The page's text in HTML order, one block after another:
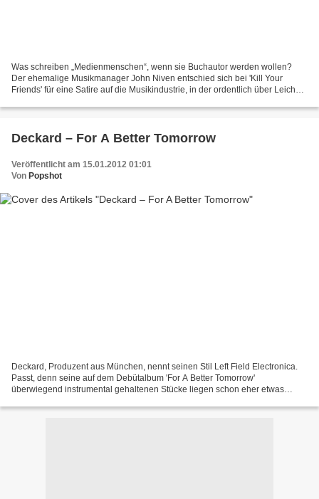
Was schreiben „Medienmenschen“, wenn sie Buchautor werden wollen?
Der ehemalige Musikmanager John Niven entschied sich bei 'Kill Your
Friends' für eine Satire auf die Musikindustrie, in der ordentlich über Leichen
Deckard – For A Better Tomorrow
Veröffentlicht am 15.01.2012 01:01
Von Popshot
Deckard, Produzent aus München, nennt seinen Stil Left Field Electronica.
Passt, denn seine auf dem Debütalbum 'For A Better Tomorrow'
überwiegend instrumental gehaltenen Stücke liegen schon eher etwas